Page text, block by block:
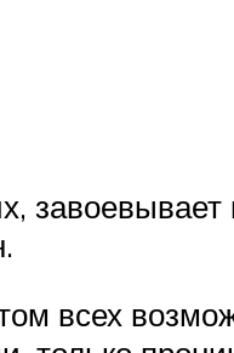
завоевывает
всех